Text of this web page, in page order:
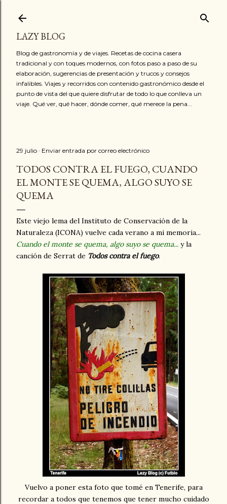
LAZY BLOG
Blog de gastronomía y de viajes. Recetas de cocina casera
tradicional y con toques modernos, con fotos paso a paso de su
elaboración, sugerencias de presentación y trucos y consejos
infalibles. Viajes y recorridos con contenido gastronómico desde el
punto de vista del que quiere disfrutar de todo lo que conlleva un
viaje. Qué ver, qué hacer, dónde comer, qué merece la pena...
29 julio Enviar entrada por correo electrónico
TODOS CONTRA EL FUEGO, CUANDO
EL MONTE SE QUEMA, ALGO SUYO SE
QUEMA
Este viejo lema del Instituto de Conservación de la
Naturaleza (ICONA) vuelve cada verano a mi memoria...
Cuando el monte se quema, algo suyo se quema... y la
canción de Serrat de Todos contra el fuego.
Vuelvo a poner esta foto que tomé en Tenerife, para
recordar a todos que tenemos que tener mucho cuidado